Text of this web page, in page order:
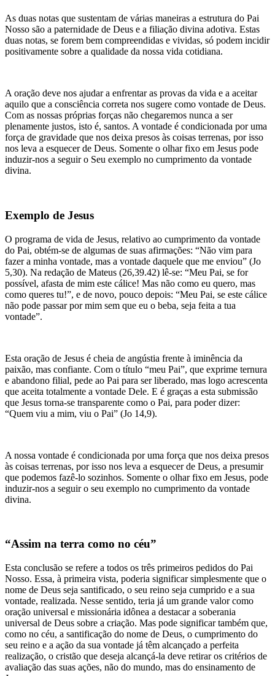
As duas notas que sustentam de várias maneiras a estrutura do Pai
Nosso são a paternidade de Deus e a filiação divina adotiva. Estas
duas notas, se forem bem compreendidas e vividas, só podem incidir
positivamente sobre a qualidade da nossa vida cotidiana.
A oração deve nos ajudar a enfrentar as provas da vida e a aceitar
aquilo que a consciência correta nos sugere como vontade de Deus.
Com as nossas próprias forças não chegaremos nunca a ser
plenamente justos, isto é, santos. A vontade é condicionada por uma
força de gravidade que nos deixa presos às coisas terrenas, por isso
nos leva a esquecer de Deus. Somente o olhar fixo em Jesus pode
induzir-nos a seguir o Seu exemplo no cumprimento da vontade
divina.
Exemplo de Jesus
O programa de vida de Jesus, relativo ao cumprimento da vontade
do Pai, obtém-se de algumas de suas afirmações: “Não vim para
fazer a minha vontade, mas a vontade daquele que me enviou” (Jo
5,30). Na redação de Mateus (26,39.42) lê-se: “Meu Pai, se for
possível, afasta de mim este cálice! Mas não como eu quero, mas
como queres tu!”, e de novo, pouco depois: “Meu Pai, se este cálice
não pode passar por mim sem que eu o beba, seja feita a tua
vontade”.
Esta oração de Jesus é cheia de angústia frente à iminência da
paixão, mas confiante. Com o título “meu Pai”, que exprime ternura
e abandono filial, pede ao Pai para ser liberado, mas logo acrescenta
que aceita totalmente a vontade Dele. E é graças a esta submissão
que Jesus torna-se transparente como o Pai, para poder dizer:
“Quem viu a mim, viu o Pai” (Jo 14,9).
A nossa vontade é condicionada por uma força que nos deixa presos
às coisas terrenas, por isso nos leva a esquecer de Deus, a presumir
que podemos fazê-lo sozinhos. Somente o olhar fixo em Jesus, pode
induzir-nos a seguir o seu exemplo no cumprimento da vontade
divina.
“Assim na terra como no céu”
Esta conclusão se refere a todos os três primeiros pedidos do Pai
Nosso. Essa, à primeira vista, poderia significar simplesmente que o
nome de Deus seja santificado, o seu reino seja cumprido e a sua
vontade, realizada. Nesse sentido, teria já um grande valor como
oração universal e missionária idônea a destacar a soberania
universal de Deus sobre a criação. Mas pode significar também que,
como no céu, a santificação do nome de Deus, o cumprimento do
seu reino e a ação da sua vontade já têm alcançado a perfeita
realização, o cristão que deseja alcançá-la deve retirar os critérios de
avaliação das suas ações, não do mundo, mas do ensinamento de